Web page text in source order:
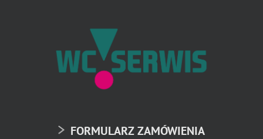
FORMULARZ ZAMÓWIENIA